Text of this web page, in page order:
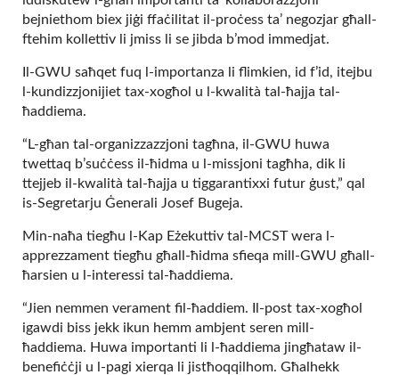
bejniethom biex jiġi ffaċilitat il-proċess ta’ negozjar għall-
ftehim kollettiv li jmiss li se jibda b’mod immedjat.
Il-GWU saħqet fuq l-importanza li flimkien, id f’id, itejbu
l-kundizzjonijiet tax-xogħol u l-kwalità tal-ħajja tal-
ħaddiema.
“L-għan tal-organizzazzjoni tagħna, il-GWU huwa
twettaq b’suċċess il-ħidma u l-missjoni tagħha, dik li
ttejjeb il-kwalità tal-ħajja u tiggarantixxi futur ġust,” qal
is-Segretarju Ġenerali Josef Bugeja.
Min-naħa tiegħu l-Kap Eżekuttiv tal-MCST wera l-
apprezzament tiegħu għall-ħidma sfieqa mill-GWU għall-
ħarsien u l-interessi tal-ħaddiema.
“Jien nemmen verament fil-ħaddiem. Il-post tax-xogħol
igawdi biss jekk ikun hemm ambjent seren mill-
ħaddiema. Huwa importanti li l-ħaddiema jingħataw il-
benefiċċji u l-pagi xierqa li jistħoqqilhom. Għalhekk